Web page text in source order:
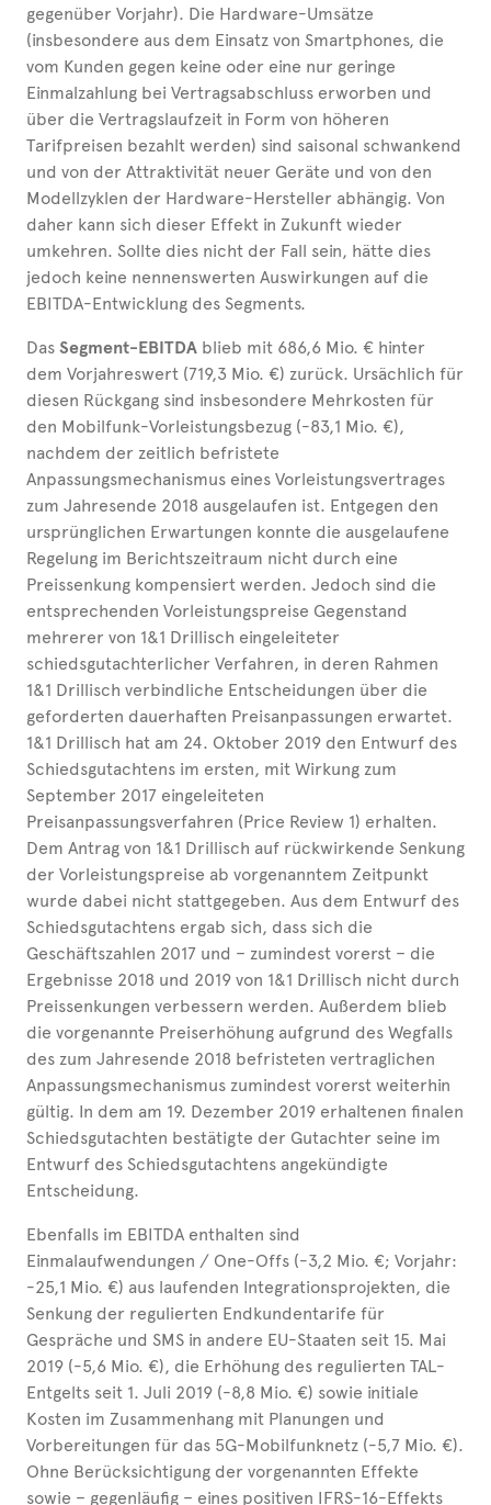
gegenüber Vorjahr). Die Hardware-Umsätze
(insbesondere aus dem Einsatz von Smartphones, die
vom Kunden gegen keine oder eine nur geringe
Einmalzahlung bei Vertragsabschluss erworben und
über die Vertragslaufzeit in Form von höheren
Tarifpreisen bezahlt werden) sind saisonal schwankend
und von der Attraktivität neuer Geräte und von den
Modellzyklen der Hardware-Hersteller abhängig. Von
daher kann sich dieser Effekt in Zukunft wieder
umkehren. Sollte dies nicht der Fall sein, hätte dies
jedoch keine nennenswerten Auswirkungen auf die
EBITDA-Entwicklung des Segments.
Das Segment-EBITDA blieb mit 686,6 Mio. € hinter
dem Vorjahreswert (719,3 Mio. €) zurück. Ursächlich für
diesen Rückgang sind insbesondere Mehrkosten für
den Mobilfunk-Vorleistungsbezug (-83,1 Mio. €),
nachdem der zeitlich befristete
Anpassungsmechanismus eines Vorleistungsvertrages
zum Jahresende 2018 ausgelaufen ist. Entgegen den
ursprünglichen Erwartungen konnte die ausgelaufene
Regelung im Berichtszeitraum nicht durch eine
Preissenkung kompensiert werden. Jedoch sind die
entsprechenden Vorleistungspreise Gegenstand
mehrerer von 1&1 Drillisch eingeleiteter
schiedsgutachterlicher Verfahren, in deren Rahmen
1&1 Drillisch verbindliche Entscheidungen über die
geforderten dauerhaften Preisanpassungen erwartet.
1&1 Drillisch hat am 24. Oktober 2019 den Entwurf des
Schiedsgutachtens im ersten, mit Wirkung zum
September 2017 eingeleiteten
Preisanpassungsverfahren (Price Review 1) erhalten.
Dem Antrag von 1&1 Drillisch auf rückwirkende Senkung
der Vorleistungspreise ab vorgenanntem Zeitpunkt
wurde dabei nicht stattgegeben. Aus dem Entwurf des
Schiedsgutachtens ergab sich, dass sich die
Geschäftszahlen 2017 und – zumindest vorerst – die
Ergebnisse 2018 und 2019 von 1&1 Drillisch nicht durch
Preissenkungen verbessern werden. Außerdem blieb
die vorgenannte Preiserhöhung aufgrund des Wegfalls
des zum Jahresende 2018 befristeten vertraglichen
Anpassungsmechanismus zumindest vorerst weiterhin
gültig. In dem am 19. Dezember 2019 erhaltenen finalen
Schiedsgutachten bestätigte der Gutachter seine im
Entwurf des Schiedsgutachtens angekündigte
Entscheidung.
Ebenfalls im EBITDA enthalten sind
Einmalaufwendungen / One-Offs (-3,2 Mio. €; Vorjahr:
-25,1 Mio. €) aus laufenden Integrationsprojekten, die
Senkung der regulierten Endkundentarife für
Gespräche und SMS in andere EU-Staaten seit 15. Mai
2019 (-5,6 Mio. €), die Erhöhung des regulierten TAL-
Entgelts seit 1. Juli 2019 (-8,8 Mio. €) sowie initiale
Kosten im Zusammenhang mit Planungen und
Vorbereitungen für das 5G-Mobilfunknetz (-5,7 Mio. €).
Ohne Berücksichtigung der vorgenannten Effekte
sowie – gegenläufig – eines positiven IFRS-16-Effekts